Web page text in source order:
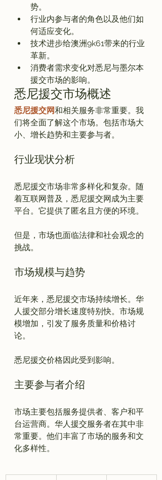
势。
行业内参与者的角色以及他们如
何适应变化。
技术进步给澳洲9k61带来的行业
革新。
消费者需求变化对悉尼与墨尔本
援交市场的影响。
悉尼援交市场概述
悉尼援交网和相关服务非常重要。我
们将全面了解这个市场。包括市场大
行业现状分析
悉尼援交市场非常多样化和复杂。随
着互联网普及，悉尼援交网成为主要
平台。它提供了匿名且方便的环境。
但是，市场也面临法律和社会观念的
市场规模与趋势
近年来，悉尼援交市场持续增长。华
人援交部分增长速度特别快。市场规
模增加，引发了服务质量和价格讨
论。
主要参与者介绍
市场主要包括服务提供者、客户和平
台运营商。华人援交服务者在其中非
常重要。他们丰富了市场的服务和文